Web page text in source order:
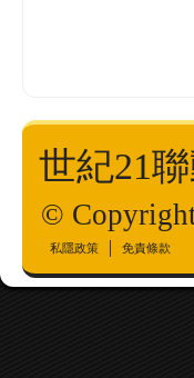
世紀21
©
私隱政策 免責條款